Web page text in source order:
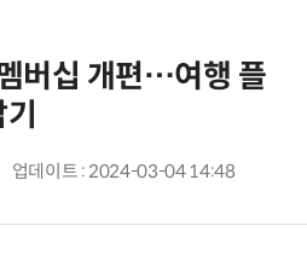
버십 개편…여행 플
업데이트 : 2024-03-04 14:48